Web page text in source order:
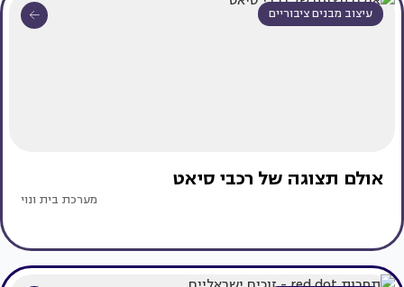
עיצוב מבנים ציבוריים
אולם תצוגה של רכבי סיאט
מערכת בית ונוי